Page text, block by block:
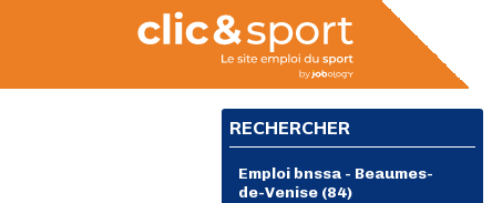
RECHERCHER
Emploi bnssa - Beaumes-
de-Venise (84)